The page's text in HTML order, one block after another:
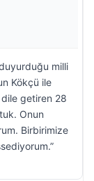
duyurduğu milli
Kökçü ile
getiren 28
Onun
Birbirimize